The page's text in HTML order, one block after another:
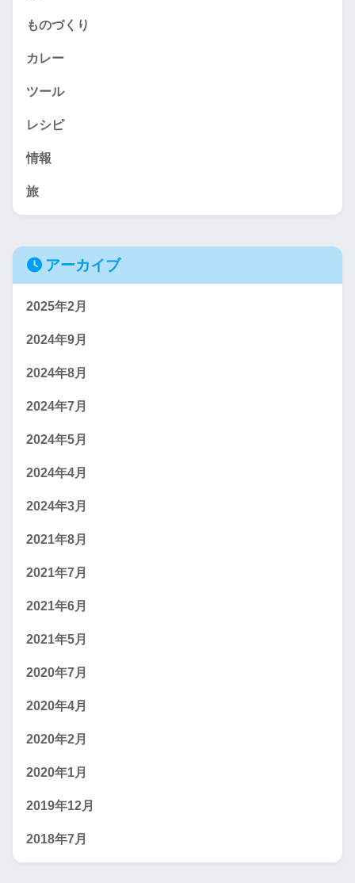
ものづくり
カレー
ツール
レシピ
情報
旅
アーカイブ
2025年2月
2024年9月
2024年8月
2024年7月
2024年5月
2024年4月
2024年3月
2021年8月
2021年7月
2021年6月
2021年5月
2020年7月
2020年4月
2020年2月
2020年1月
2019年12月
2018年7月